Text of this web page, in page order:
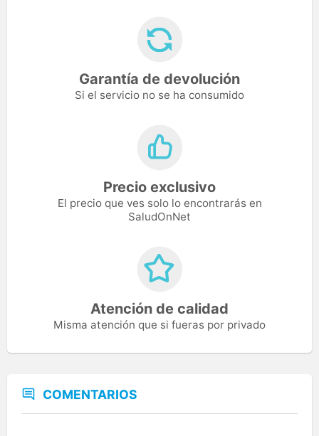
Garantía de devolución
Si el servicio no se ha consumido
Precio exclusivo
El precio que ves solo lo encontrarás en
SaludOnNet
Atención de calidad
Misma atención que si fueras por privado
COMENTARIOS